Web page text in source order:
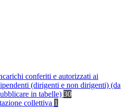
conferiti e autorizzati ai
(dirigenti e non dirigenti) (da
in tabelle) 30
collettiva 1